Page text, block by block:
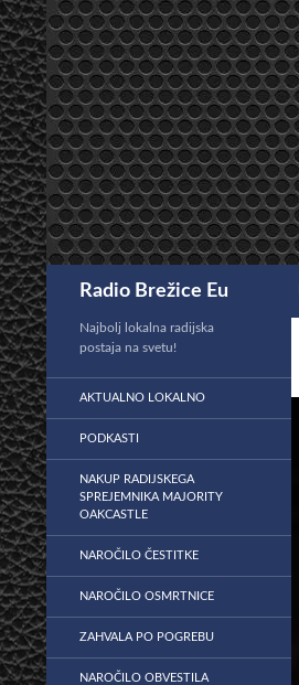
Preskoči
na
vsebino
Radio Brežice Eu
Najbolj lokalna radijska
postaja na svetu!
AKTUALNO LOKALNO
PODKASTI
NAKUP RADIJSKEGA
SPREJEMNIKA MAJORITY
OAKCASTLE
NAROČILO ČESTITKE
NAROČILO OSMRTNICE
ZAHVALA PO POGREBU
NAROČILO OBVESTILA